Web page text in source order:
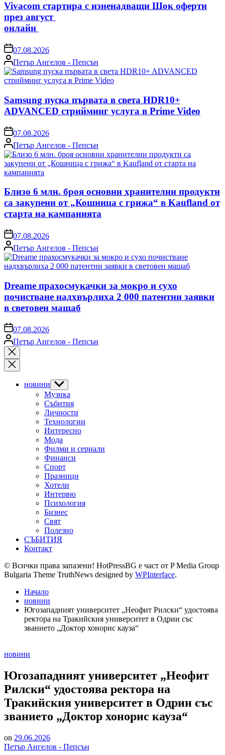
Vivacom стартира с изненадващи Шок оферти
през август
онлайн
on07.08.2026
Posted
by
Петър Ангелов - Пепсън
Samsung пуска първата в света HDR10+
ADVANCED стрийминг услуга в Prime Video
on07.08.2026
Posted
by
Петър Ангелов - Пепсън
Близо 6 млн. броя основни хранителни продукти
са закупени от „Кошница с грижа“ в Kaufland от
старта на кампанията
on07.08.2026
Posted
by
Петър Ангелов - Пепсън
Dreame прахосмукачки за мокро и сухо
почистване надхвърлиха 2 000 патентни заявки
в световен мащаб
on07.08.2026
Posted
by
Петър Ангелов - Пепсън
Close
search
новини Show
sub
menu
Музика
Събития
Личности
Технологии
Интересно
Мода
Филми и сериали
Финанси
Спорт
Празници
Хотели
Интервю
Психология
Бизнес
Свят
Полезно
СЪБИТИЯ
Контакт
© Всички права запазени! HotPressBG е част от P Media Group
Bulgaria Theme TruthNews designed by WPInterface.
Начало
новини
Югозападният университет „Неофит Рилски“ удостоява
ректора на Тракийския университет в Одрин със
званието „Доктор хонорис кауза“
Posted
новини
Югозападният университет „Неофит
Рилски“ удостоява ректора на
Тракийския университет в Одрин със
званието „Доктор хонорис кауза“
on 29.06.2026
Петър Ангелов - Пепсън